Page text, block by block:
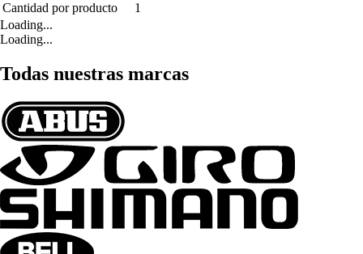
Cantidad por producto
1
Loading...
Loading...
Todas nuestras marcas